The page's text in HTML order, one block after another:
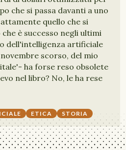
che si passa davanti a uno
quello che si
è successo negli ultimi
dell'intelligenza artificiale
scorso, del mio
ha forse reso obsolete
nel libro? No, le ha rese
ETICA STORIA